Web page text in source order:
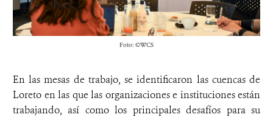
Foto: ©WCS
En las mesas de trabajo, se identificaron las cuencas de
Loreto en las que las organizaciones e instituciones están
trabajando, así como los principales desafíos para su